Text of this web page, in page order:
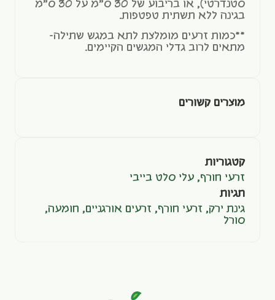
סטנדרטי), או בריבוע של 30 ס"מ על 30 ס"מ
בגינה ללא תשתית טפטפות.
**כמות זרעים מומלצת לתא במגש שתילה-
מתאים לרוב גדלי המגשים הקיימים.
מוצרים קשורים
קטגוריות
זרעי חורף, עלי סלט בייבי
תגיות
גינת ירק, זרעי חורף, זרעים אורגניים, חומעה,
סורל